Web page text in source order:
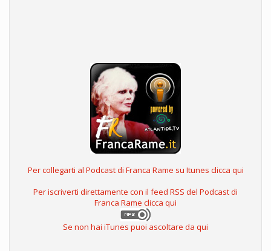
Per collegarti al Podcast di Franca Rame su Itunes clicca qui
Per iscriverti direttamente con il feed RSS del Podcast di
Franca Rame clicca qui
Se non hai iTunes puoi ascoltare da qui